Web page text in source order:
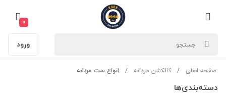
0
ورود
صفحه اصلی کالکشن مردانه انواع ست مردانه
دسته‌بندی‌ها